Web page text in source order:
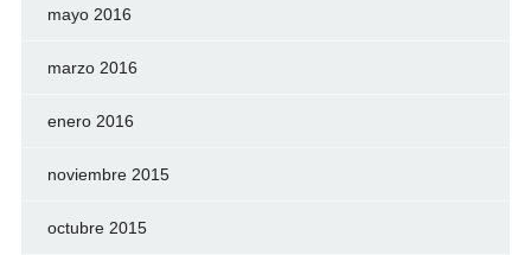
mayo 2016
marzo 2016
enero 2016
noviembre 2015
octubre 2015